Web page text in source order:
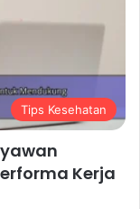
Tips Kesehatan
Kerja